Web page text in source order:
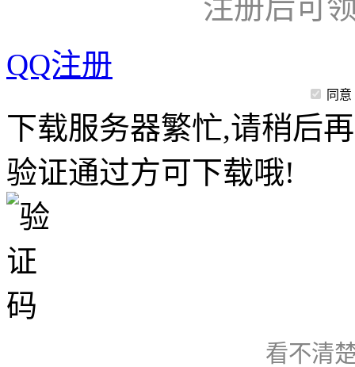
注册后可
QQ注册
同意
下载服务器繁忙,请稍后
验证通过方可下载哦!
看不清